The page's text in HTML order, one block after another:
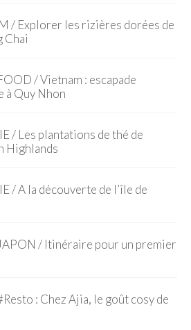
/ Explorer les rizières dorées de
Chai
/ Vietnam : escapade
à Quy Nhon
/ Les plantations de thé de
Highlands
/ A la découverte de l’île de
/ Itinéraire pour un premier
: Chez Ajia, le goût cosy de